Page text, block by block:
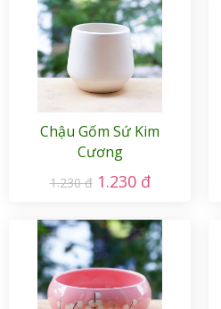
Chậu Gốm Sứ Kim
Cương
1.230 đ 1.230 đ